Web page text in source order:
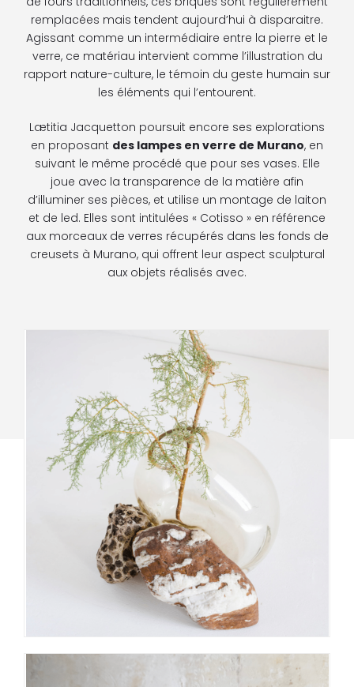
remplacées mais tendent aujourd’hui à disparaitre.
Agissant comme un intermédiaire entre la pierre et le
verre, ce matériau intervient comme l’illustration du
rapport nature-culture, le témoin du geste humain sur
les éléments qui l’entourent.
Lætitia Jacquetton poursuit encore ses explorations
en proposant des lampes en verre de Murano, en
suivant le même procédé que pour ses vases. Elle
joue avec la transparence de la matière afin
d’illuminer ses pièces, et utilise un montage de laiton
et de led. Elles sont intitulées « Cotisso » en référence
aux morceaux de verres récupérés dans les fonds de
creusets à Murano, qui offrent leur aspect sculptural
aux objets réalisés avec.